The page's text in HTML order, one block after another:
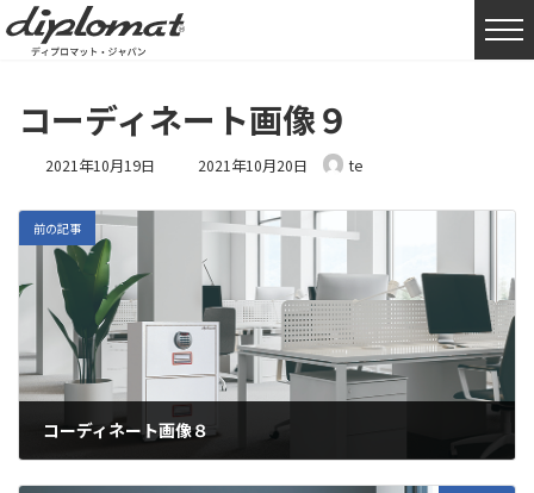
HOME コーディネート
コーディネート画像９
2021年10月19日
最
時
2021年10月20日 te
前の記事
コーディネート画像８